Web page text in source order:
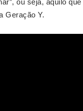
ou seja, aquilo
Geração Y.